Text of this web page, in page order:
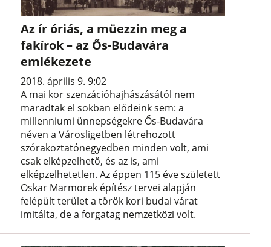
Az ír óriás, a müezzin meg a
fakírok – az Ős-Budavára
emlékezete
2018. április 9. 9:02
A mai kor szenzációhajhászásától nem
maradtak el sokban elődeink sem: a
millenniumi ünnepségekre Ős-Budavára
néven a Városligetben létrehozott
szórakoztatónegyedben minden volt, ami
csak elképzelhető, és az is, ami
elképzelhetetlen. Az éppen 115 éve született
Oskar Marmorek építész tervei alapján
felépült terület a török kori budai várat
imitálta, de a forgatag nemzetközi volt.